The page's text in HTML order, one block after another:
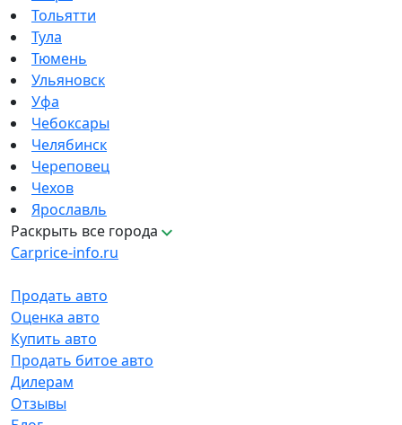
Тольятти
Тула
Тюмень
Ульяновск
Уфа
Чебоксары
Челябинск
Череповец
Чехов
Ярославль
Раскрыть все города
Carprice-info.ru
Продать авто
Оценка авто
Купить авто
Продать битое авто
Дилерам
Отзывы